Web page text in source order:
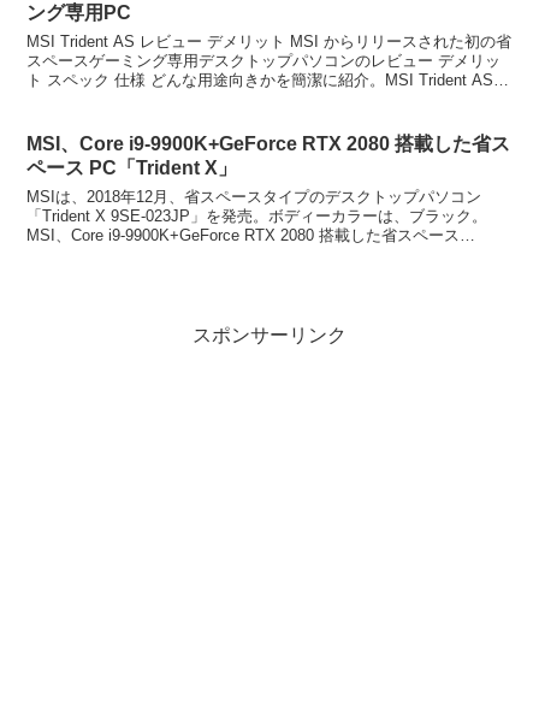
ング専用PC
MSI Trident AS レビュー デメリット MSI からリリースされた初の省
スペースゲーミング専用デスクトップパソコンのレビュー デメリッ
ト スペック 仕様 どんな用途向きかを簡潔に紹介。MSI Trident AS
MSI、Core i9-9900K+GeForce RTX 2080 搭載した省ス
ペース PC「Trident X」
MSIは、2018年12月、省スペースタイプのデスクトップパソコン
「Trident X 9SE-023JP」を発売。ボディーカラーは、ブラック。
MSI、Core i9-9900K+GeForce RTX 2080 搭載した省スペース
スポンサーリンク